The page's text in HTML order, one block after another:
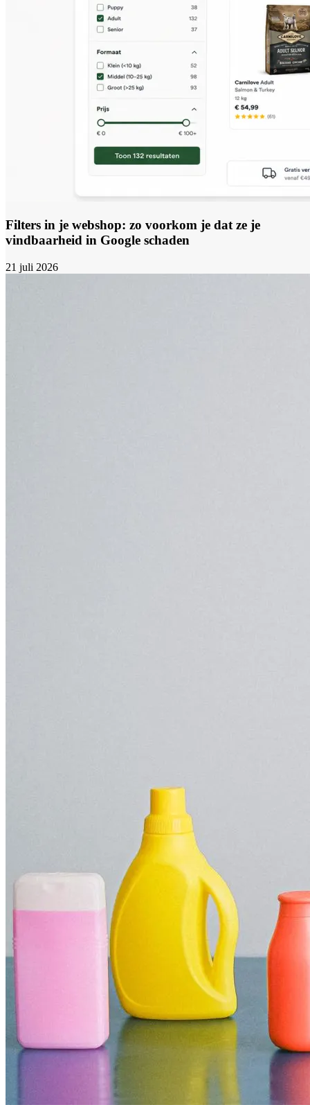
Filters in je webshop: zo voorkom je dat ze je
vindbaarheid in Google schaden
21 juli 2026